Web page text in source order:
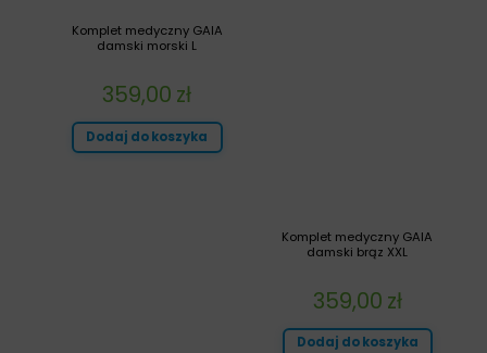
Komplet medyczny GAIA
damski morski L
359,00 zł
Dodaj do koszyka
Komplet medyczny GAIA
damski brąz XXL
359,00 zł
Dodaj do koszyka